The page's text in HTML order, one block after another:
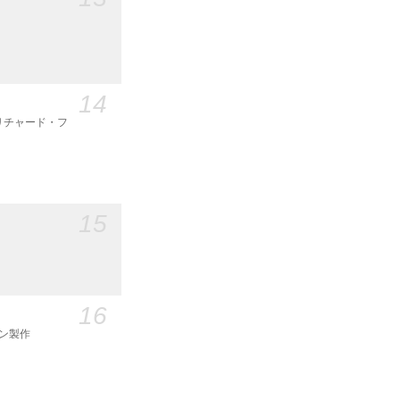
14
ャード・フ
16
製作